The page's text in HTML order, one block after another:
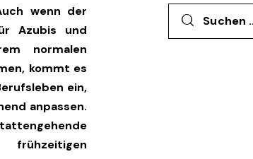
wenn der
Azubis und
normalen
kommt es
ein,
anpassen.
Suchen nach: